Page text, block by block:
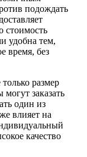
подождать
стоимость
удобна тем,
время, без
размер
заказать
один из
влияет на
качество